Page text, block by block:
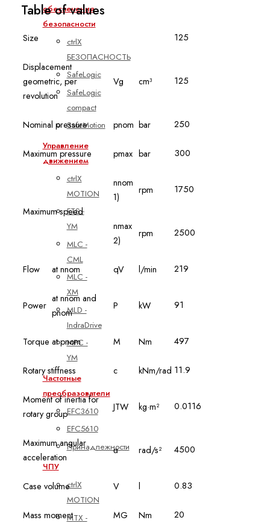
обеспечения
безопасности
ctrlX
БЕЗОПАСНОСТЬ
SafeLogic
SafeLogic
compact
SafeMotion
Управление
движением
ctrlX
MOTION
FTS -
YM
MLC -
CML
MLC -
XM
MLD -
IndraDrive
MPC -
YM
Частотные
преобразователи
EFC3610
EFC5610
Принадлежности
ЧПУ
ctrlX
MOTION
MTX -
Table of values
Size 125
Displacement
geometric, per
revolution
Vg cm³ 125
Nominal pressure pnom bar 250
Maximum pressure pmax bar 300
Maximum speed
nnom
1)
rpm 1750
nmax
2)
rpm 2500
Flow at nnom qV l/min 219
Power
at nnom and
pnom
P kW 91
Torque at pnom M Nm 497
Rotary stiffness c kNm/rad 11.9
Moment of inertia for
rotary group
JTW kg·m² 0.0116
Maximum angular
acceleration
ɑ rad/s² 4500
Case volume V l 0.83
Mass moment MG Nm 20